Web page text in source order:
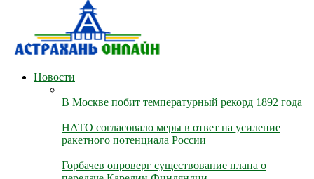
Новости
В Москве побит температурный рекорд 1892 года
НАТО согласовало меры в ответ на усиление
ракетного потенциала России
Горбачев опроверг существование плана о